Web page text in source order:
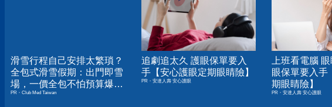
滑雪行程自己安排太繁瑣？
全包式滑雪假期：出門即雪
場，一價全包不怕預算爆
表！
PR・Club Med Taiwan
追劇追太久 護眼保單要入
手【安心護眼定期眼睛險】
PR・安達人壽 安心護眼
上班看電腦
眼保單要入手
期眼睛險】
PR・安達人壽 安心護眼